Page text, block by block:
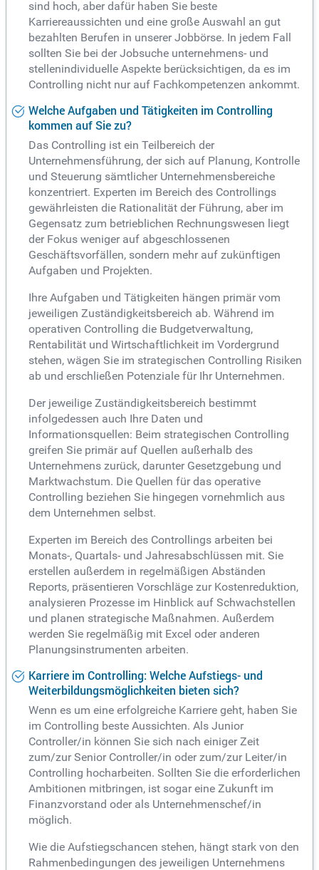
sind hoch, aber dafür haben Sie beste
Karriereaussichten und eine große Auswahl an gut
bezahlten Berufen in unserer Jobbörse. In jedem Fall
sollten Sie bei der Jobsuche unternehmens- und
stellenindividuelle Aspekte berücksichtigen, da es im
Controlling nicht nur auf Fachkompetenzen ankommt.
Welche Aufgaben und Tätigkeiten im Controlling
kommen auf Sie zu?
Das Controlling ist ein Teilbereich der
Unternehmensführung, der sich auf Planung, Kontrolle
und Steuerung sämtlicher Unternehmensbereiche
konzentriert. Experten im Bereich des Controllings
gewährleisten die Rationalität der Führung, aber im
Gegensatz zum betrieblichen Rechnungswesen liegt
der Fokus weniger auf abgeschlossenen
Geschäftsvorfällen, sondern mehr auf zukünftigen
Aufgaben und Projekten.
Ihre Aufgaben und Tätigkeiten hängen primär vom
jeweiligen Zuständigkeitsbereich ab. Während im
operativen Controlling die Budgetverwaltung,
Rentabilität und Wirtschaftlichkeit im Vordergrund
stehen, wägen Sie im strategischen Controlling Risiken
ab und erschließen Potenziale für Ihr Unternehmen.
Der jeweilige Zuständigkeitsbereich bestimmt
infolgedessen auch Ihre Daten und
Informationsquellen: Beim strategischen Controlling
greifen Sie primär auf Quellen außerhalb des
Unternehmens zurück, darunter Gesetzgebung und
Marktwachstum. Die Quellen für das operative
Controlling beziehen Sie hingegen vornehmlich aus
dem Unternehmen selbst.
Experten im Bereich des Controllings arbeiten bei
Monats-, Quartals- und Jahresabschlüssen mit. Sie
erstellen außerdem in regelmäßigen Abständen
Reports, präsentieren Vorschläge zur Kostenreduktion,
analysieren Prozesse im Hinblick auf Schwachstellen
und planen strategische Maßnahmen. Außerdem
werden Sie regelmäßig mit Excel oder anderen
Planungsinstrumenten arbeiten.
Karriere im Controlling: Welche Aufstiegs- und
Weiterbildungsmöglichkeiten bieten sich?
Wenn es um eine erfolgreiche Karriere geht, haben Sie
im Controlling beste Aussichten. Als Junior
Controller/in können Sie sich nach einiger Zeit
zum/zur Senior Controller/in oder zum/zur Leiter/in
Controlling hocharbeiten. Sollten Sie die erforderlichen
Ambitionen mitbringen, ist sogar eine Zukunft im
Finanzvorstand oder als Unternehmenschef/in
möglich.
Wie die Aufstiegschancen stehen, hängt stark von den
Rahmenbedingungen des jeweiligen Unternehmens